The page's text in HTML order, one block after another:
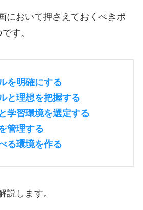
において押さえておくべきポ
す。
を明確にする
と理想を把握する
学習環境を選定する
管理する
る環境を作る
説します。